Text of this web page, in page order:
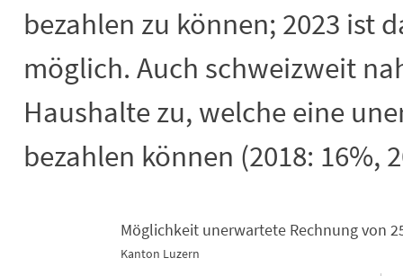
bezahlen zu können; 2023 ist
möglich. Auch schweizweit
Haushalte zu, welche eine
bezahlen können (2018: 16%,
Möglichkeit unerwartete Rechnung
Möglichkeit unerwartete Rechnung von
Kanton Luzern